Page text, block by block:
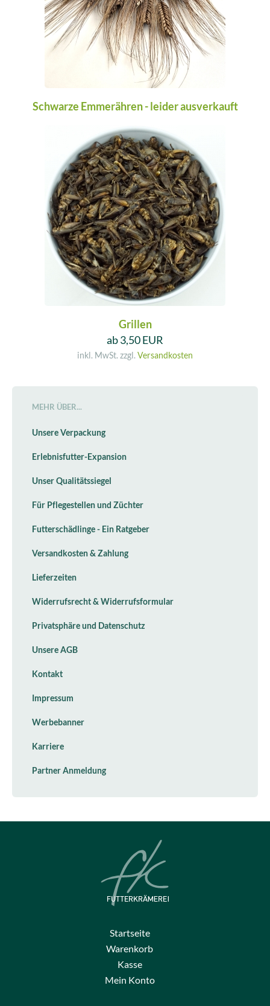
Schwarze Emmerähren - leider ausverkauft
Grillen
ab 3,50 EUR
inkl. MwSt. zzgl. Versandkosten
MEHR ÜBER...
Unsere Verpackung
Erlebnisfutter-Expansion
Unser Qualitätssiegel
Für Pflegestellen und Züchter
Futterschädlinge - Ein Ratgeber
Versandkosten & Zahlung
Lieferzeiten
Widerrufsrecht & Widerrufsformular
Privatsphäre und Datenschutz
Unsere AGB
Kontakt
Impressum
Werbebanner
Karriere
Partner Anmeldung
Startseite
Warenkorb
Kasse
Mein Konto